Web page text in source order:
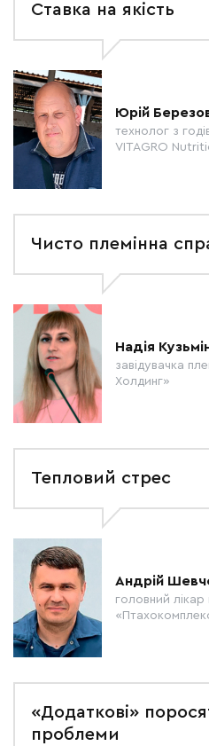
Ставка на якість
Юрій
технолог з
VITAGRO
Чисто племінна
Надія
завідувачка
Холдинг»
Тепловий стрес
Андрій
головний
«Додаткові»
проблеми